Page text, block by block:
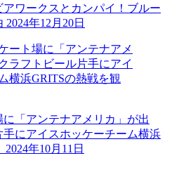
ワークスとカンパイ！ブルー
2024年12月20日
に「アンテナアメリカ」が出
にアイスホッケーチーム横浜
2024年10月11日